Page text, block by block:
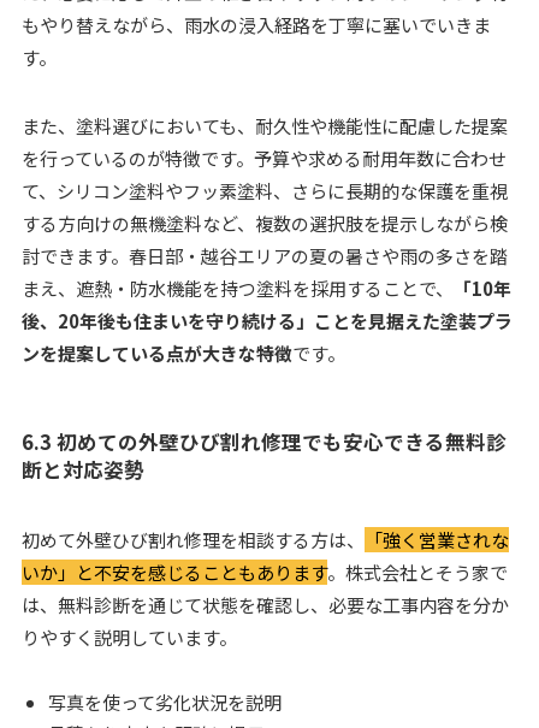
もやり替えながら、雨水の浸入経路を丁寧に塞いでいきま
す。
また、塗料選びにおいても、耐久性や機能性に配慮した提案
を行っているのが特徴です。予算や求める耐用年数に合わせ
て、シリコン塗料やフッ素塗料、さらに長期的な保護を重視
する方向けの無機塗料など、複数の選択肢を提示しながら検
討できます。春日部・越谷エリアの夏の暑さや雨の多さを踏
まえ、遮熱・防水機能を持つ塗料を採用することで、
「10年
後、20年後も住まいを守り続ける」ことを見据えた塗装プラ
ンを提案している点が大きな特徴です。
6.3 初めての外壁ひび割れ修理でも安心できる無料診
断と対応姿勢
初めて外壁ひび割れ修理を相談する方は、
「強く営業されな
いか」と不安を感じることもあります。株式会社とそう家で
は、無料診断を通じて状態を確認し、必要な工事内容を分か
りやすく説明しています。
写真を使って劣化状況を説明